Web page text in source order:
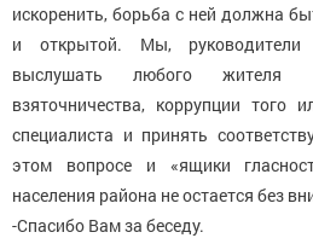
искоренить, борьба с ней должна
и открытой. Мы, руководители
выслушать любого жителя
взяточничества, коррупции того
специалиста и принять
этом вопросе и «ящики
населения района не остается без
-Спасибо Вам за беседу.